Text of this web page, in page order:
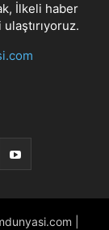
İlkeli haber
|